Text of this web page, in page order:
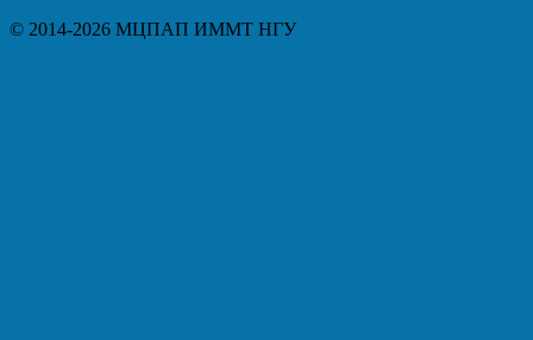
© 2014-2026 МЦПАП ИММТ НГУ